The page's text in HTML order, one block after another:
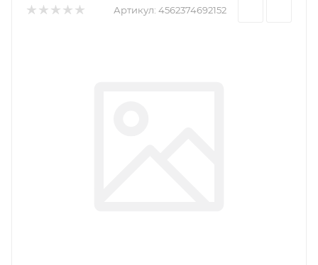
Артикул: 4562374692152